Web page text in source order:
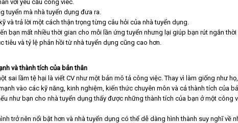
với yêu cầu công viêc.
tuyển mà nhà tuyển dụng đưa ra.
và trả lời một cách thận trọng từng câu hỏi của nhà tuyển dụng.
bạn mất nhiều thời gian cho mỗi lần ứng tuyển nhưng lại giúp bạn rút ngắn
tiêu và tỷ lệ phản hồi từ nhà tuyển dụng cũng cao hơn.
và thành tích của bản thân
sai lầm tệ hại là viết CV như một bản mô tả công việc. Thay vì làm giống như
vào các kỹ năng, kinh nghiệm, kiến thức chuyên môn và cả thành tích của
như bạn cho nhà tuyển dụng thấy được những thành tích của bạn ở một công
trở nên nổi bật hơn và nhà tuyển dụng có thể dễ dàng hình thành suy nghĩ về